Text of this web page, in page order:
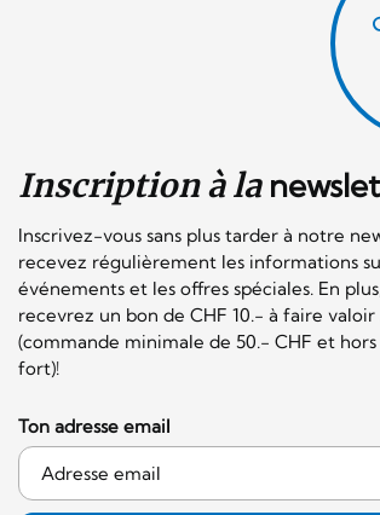
Inscription à la
Inscrivez-vous sans plus tarder à notre
recevez régulièrement les informations
événements et les offres spéciales. En
recevrez un bon de CHF 10.- à faire valoir
(commande minimale de 50.- CHF et
fort)!
Ton adresse email